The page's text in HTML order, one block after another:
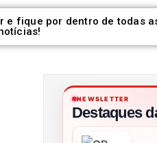
e fique por dentro de todas
NEWSLETTER
Destaques